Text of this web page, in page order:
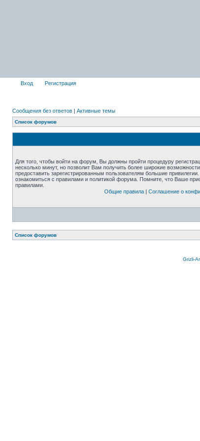
Вход Регистрация
Сообщения без ответов | Активные темы
Список форумов
Для того, чтобы войти на форум, Вы должны пройти процедуру
несколько минут, но позволит Вам получить более широкие
предоставить зарегистрированным пользователям большие
ознакомиться с правилами и политикой форума. Помните, что Ваше
правилами.
Общие правила| Соглашение о
Список форумов
Grizli-